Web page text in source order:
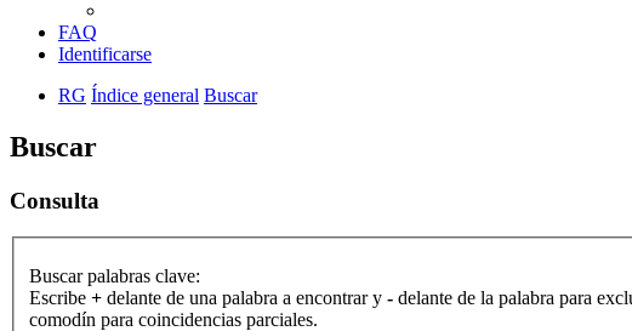
FAQ
Identificarse
RG Índice general Buscar
Buscar
Consulta
Buscar palabras clave:
Escribe + delante de una palabra a encontrar y - delante de la palabra para
comodín para coincidencias parciales.